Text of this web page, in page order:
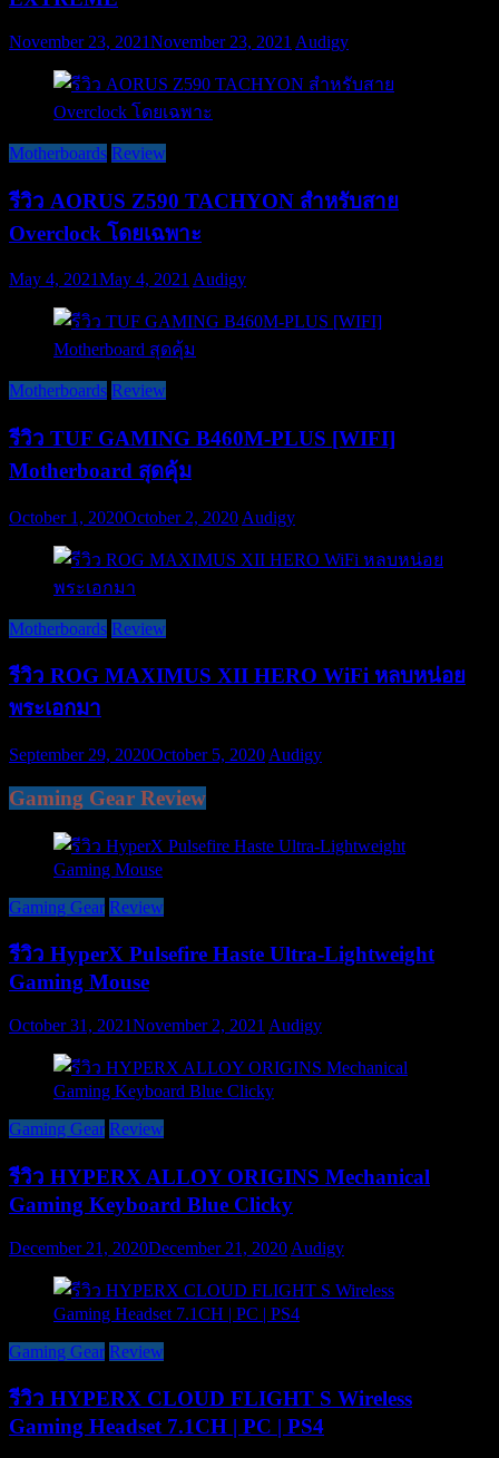
November 23, 2021November 23, 2021 Audigy
Motherboards Review
รีวิว AORUS Z590 TACHYON สำหรับสาย
Overclock โดยเฉพาะ
May 4, 2021May 4, 2021 Audigy
Motherboards Review
รีวิว TUF GAMING B460M-PLUS [WIFI]
Motherboard สุดคุ้ม
October 1, 2020October 2, 2020 Audigy
Motherboards Review
รีวิว ROG MAXIMUS XII HERO WiFi หลบหน่อย
พระเอกมา
September 29, 2020October 5, 2020 Audigy
Gaming Gear Review
Gaming Gear Review
รีวิว HyperX Pulsefire Haste Ultra-Lightweight
Gaming Mouse
October 31, 2021November 2, 2021 Audigy
Gaming Gear Review
รีวิว HYPERX ALLOY ORIGINS Mechanical
Gaming Keyboard Blue Clicky
December 21, 2020December 21, 2020 Audigy
Gaming Gear Review
รีวิว HYPERX CLOUD FLIGHT S Wireless
Gaming Headset 7.1CH | PC | PS4